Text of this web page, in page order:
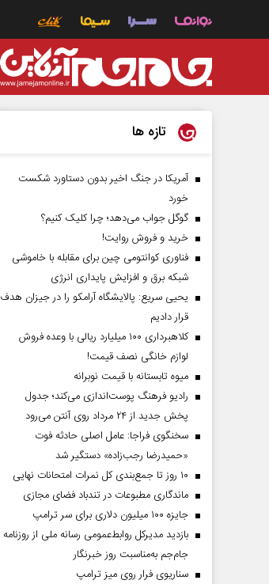
تازه ها
آمریکا در جنگ اخیر بدون دستاورد شکست
خورد
گوگل جواب می‌دهد؛ چرا کلیک کنیم؟
خرید و فروش روایت!
فناوری کوانتومی چین برای مقابله با خاموشی
شبکه برق و افزایش پایداری انرژی
یحیی سریع: پالایشگاه آرامکو را در جیزان هدف
قرار دادیم
کلاهبرداری ۱۰۰ میلیارد ریالی با وعده فروش
لوازم خانگی نصف قیمت!
میوه تابستانه با قیمت نوبرانه
رادیو فرهنگ پوست‌اندازی می‌کند؛ جدول
پخش جدید از ۲۴ مرداد روی آنتن می‌رود
سخنگوی فراجا: عامل اصلی حادثه فوت
«حمیدرضا رجب‌زاده» دستگیر شد
۱۰ روز تا جمع‌بندی کل نمرات امتحانات نهایی
ماندگاری مطبوعات در تندباد فضای مجازی
جایزه ۱۰۰ میلیون دلاری برای سر ترامپ
بازدید مدیرکل روابط‌عمومی رسانه ملی از روزنامه
جام‌جم به‌مناسبت روز خبرنگار
سناریوی فرار روی میز ترامپ